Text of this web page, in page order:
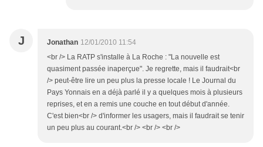
J Jonathan 12/01/2010 11:54
<br /> La RATP s'installe à La Roche : "La nouvelle est
quasiment passée inaperçue". Je regrette, mais il faudrait<br
/> peut-être lire un peu plus la presse locale ! Le Journal du
Pays Yonnais en a déjà parlé il y a quelques mois à plusieurs
reprises, et en a remis une couche en tout début d'année.
C'est bien<br /> d'informer les usagers, mais il faudrait se tenir
un peu plus au courant.<br /> <br /> <br />